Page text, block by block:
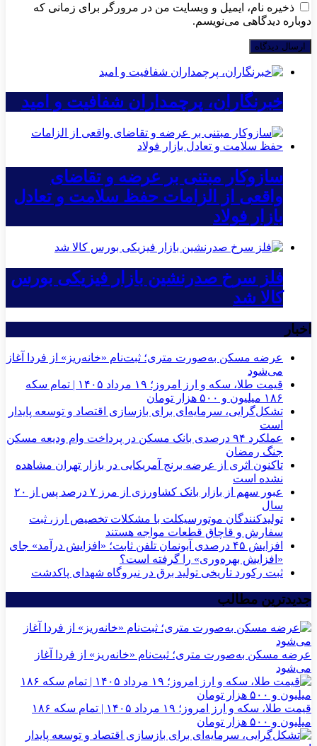
ذخیره نام، ایمیل و وبسایت من در مرورگر برای زمانی که
دوباره دیدگاهی می‌نویسم.
خبرنگاران، پرچمداران شفافیت و امید
سازوکار مبتنی بر عرضه و تقاضای
واقعی از الزامات حفظ سلامت و تعادل
بازار فولاد
فلز سرخ صدرنشین بازار فیزیکی بورس
کالا شد
اخبار
عرضه مسکن به‌صورت متری؛ ثبت‌نام «خانه‌ریز» از فردا آغاز
می‌شود
قیمت طلا، سکه و ارز امروز؛ ۱۹ مرداد ۱۴۰۵ | تمام سکه
۱۸۶ میلیون و ۵۰۰ هزار تومان
تشکل‌گرایی، سرمایه‌ای برای بازسازی اقتصاد و توسعه پایدار
است
عملکرد ۹۴ درصدی بانک مسکن در پرداخت وام ودیعه مسکن
جنگ رمضان
تاکنون اثری از عرضه برنج آمریکایی در بازار تهران مشاهده
نشده است
عبور سهم از بازار بانک کشاورزی از مرز ۷ درصد پس از ۲۰
سال
تولیدکنندگان موتورسیکلت با مشکلات تخصیص ارز، ثبت
سفارش و قاچاق قطعات مواجه هستند
افزایش ۴۵ درصدی آبونمان تلفن ثابت؛ «افزایش درآمد» جای
«افزایش بهره‌وری» را گرفته است؟
ثبت رکورد تاریخی تولید برق در نیروگاه شهدای پاکدشت
جدیدترین مطالب
عرضه مسکن به‌صورت متری؛ ثبت‌نام «خانه‌ریز» از فردا آغاز
می‌شود
قیمت طلا، سکه و ارز امروز؛ ۱۹ مرداد ۱۴۰۵ | تمام سکه ۱۸۶
میلیون و ۵۰۰ هزار تومان